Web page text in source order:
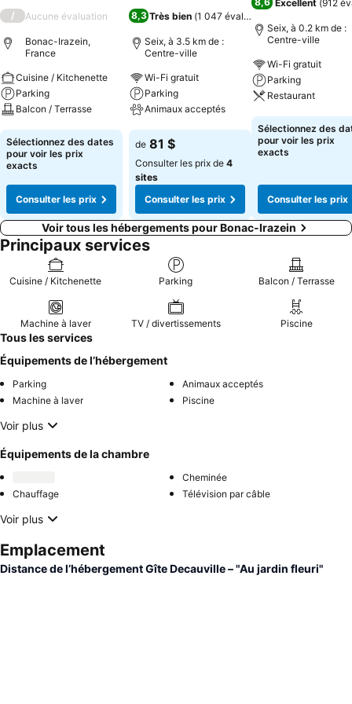
/ Aucune évaluation
Bonac-Irazein,
France
Cuisine / Kitchenette
Parking
Balcon / Terrasse
Consulter les prix
Sélectionnez des dates
pour voir les prix
exacts
Consulter les prix
8,3 Très bien (1 047 évaluations
Seix, à 3.5 km de :
Centre-ville
Wi-Fi gratuit
Parking
Animaux acceptés
Consulter les prix
de 81 $
Consulter les prix de 4
sites
Consulter les prix
Excellent (912
Seix, à 0.2 km de :
Centre-ville
Wi-Fi gratuit
Parking
Restaurant
Consulter les
Sélectionnez des
pour voir les prix
exacts
Consulter les prix
Voir tous les hébergements pour Bonac-Irazein
Principaux services
Cuisine / Kitchenette Parking Balcon / Terrasse
Machine à laver TV / divertissements Piscine
Tous les services
Équipements de l’hébergement
Parking
Animaux acceptés
Machine à laver
Piscine
Voir plus
Équipements de la chambre
Cheminée
Chauffage
Télévision par câble
Voir plus
Emplacement
Distance de l’hébergement Gîte Decauville – "Au jardin fleuri"